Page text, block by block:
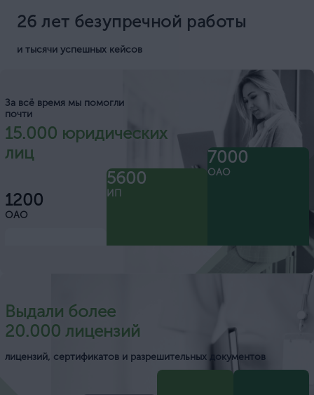
26 лет безупречной работы
и тысячи успешных кейсов
За всё время мы помогли
почти
15.000 юридических
лиц
1200
ОАО
5600
ИП
7000
ОАО
Выдали более
20.000 лицензий
лицензий, сертификатов и разрешительных документов